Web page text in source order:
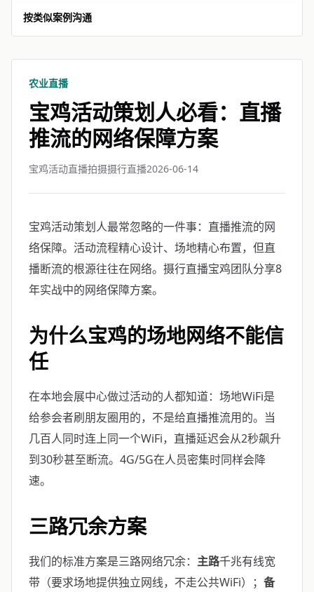
按类似案例沟通
农业直播
宝鸡活动策划人必看：直播
推流的网络保障方案
宝鸡活动直播拍摄摄行直播2026-06-14
宝鸡活动策划人最常忽略的一件事：直播推流的网
络保障。活动流程精心设计、场地精心布置，但直
播断流的根源往往在网络。摄行直播宝鸡团队分享8
年实战中的网络保障方案。
为什么宝鸡的场地网络不能信
任
在本地会展中心做过活动的人都知道：场地WiFi是
给参会者刷朋友圈用的，不是给直播推流用的。当
几百人同时连上同一个WiFi，直播延迟会从2秒飙升
到30秒甚至断流。4G/5G在人员密集时同样会降
速。
三路冗余方案
我们的标准方案是三路网络冗余： 主路千兆有线宽
带（要求场地提供独立网线，不走公共WiFi）； 备